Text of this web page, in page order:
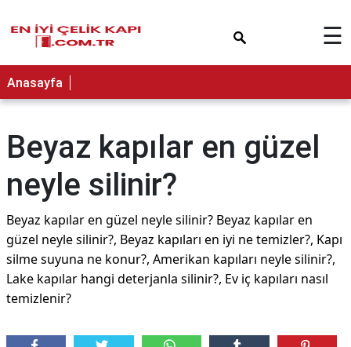
☰
Anasayfa
Beyaz kapılar en güzel
neyle silinir?
Beyaz kapılar en güzel neyle silinir? Beyaz kapılar en
güzel neyle silinir?, Beyaz kapıları en iyi ne temizler?, Kapı
silme suyuna ne konur?, Amerikan kapıları neyle silinir?,
Lake kapılar hangi deterjanla silinir?, Ev iç kapıları nasıl
temizlenir?